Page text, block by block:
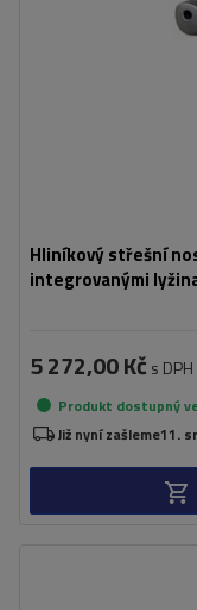
Hliníkový střešní
integrovanými
5 272,00 Kč s DPH
Produkt dostupný
Již nyní zašleme11.